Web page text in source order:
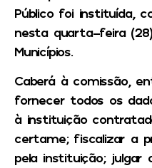
Público foi instituída,
nesta quarta-feira
Municípios.
Caberá à comissão,
fornecer todos os
à instituição
certame; fiscalizar a
pela instituição; julgar